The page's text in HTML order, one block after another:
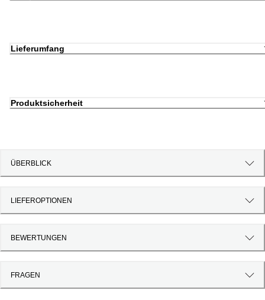
Lieferumfang
Produktsicherheit
ÜBERBLICK
LIEFEROPTIONEN
BEWERTUNGEN
FRAGEN